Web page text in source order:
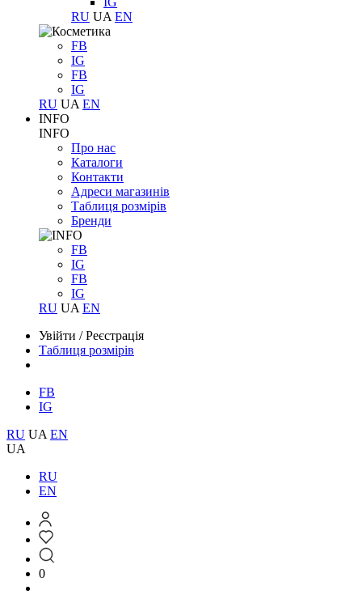
RU UA EN
FB
IG
FB
IG
RU UA EN
INFO
INFO
Про нас
Каталоги
Контакти
Адреси магазинів
Таблиця розмірів
Бренди
FB
IG
FB
IG
RU UA EN
Увійти /Реєстрація
Таблиця розмірів
FB
IG
RU UA EN
UA
RU
EN
0